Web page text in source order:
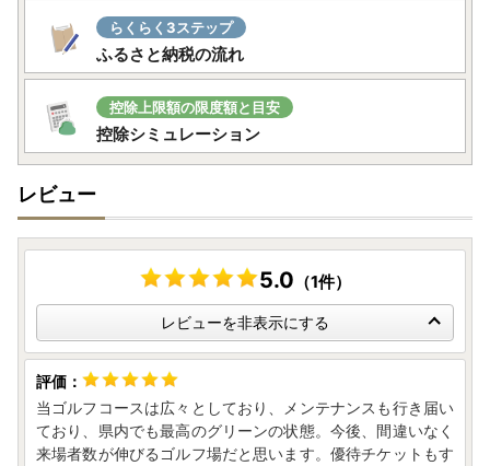
らくらく3ステップ
ふるさと納税の流れ
控除上限額の限度額と目安
控除シミュレーション
レビュー
5.0 （1件）
レビューを非表示にする
当ゴルフコースは広々としており、メンテナンスも行き届い
ており、県内でも最高のグリーンの状態。今後、間違いなく
来場者数が伸びるゴルフ場だと思います。優待チケットもす